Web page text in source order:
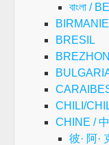
বাংলা /
BRESIL
CHILI/
CHINE /
彼· 阿·